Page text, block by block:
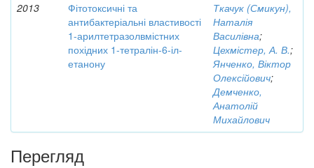
2013
Фітотоксичні та
антибактеріальні властивості
1-арилтетразолвмістних
похідних 1-тетралін-6-іл-
етанону
Ткачук (Смикун),
Наталія
Василівна;
Цехмістер, А. В.;
Янченко, Віктор
Олексійович;
Демченко,
Анатолій
Михайлович
Перегляд